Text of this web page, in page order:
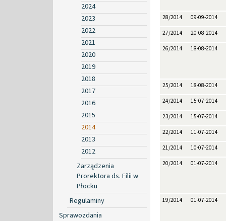
2024
2023
2022
2021
2020
2019
2018
2017
2016
2015
2014
2013
2012
Zarządzenia
Prorektora ds. Filii w
Płocku
Regulaminy
Sprawozdania
28/2014 09-09-2014
27/2014 20-08-2014
26/2014 18-08-2014
25/2014 18-08-2014
24/2014 15-07-2014
23/2014 15-07-2014
22/2014 11-07-2014
21/2014 10-07-2014
20/2014 01-07-2014
19/2014 01-07-2014